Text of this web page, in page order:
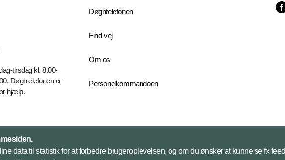
tirsdag kl. 8.00-
Døgntelefonen er
hjælp.
Døgntelefonen
Find vej
Om os
Personelkommandoen
data til statistik for at forbedre brugeroplevelsen, og om du ønsker at kunne se fx